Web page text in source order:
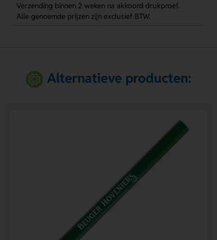
Verzending binnen 2 weken na akkoord drukproef.
Alle genoemde prijzen zijn exclusief BTW.
Alternatieve producten: